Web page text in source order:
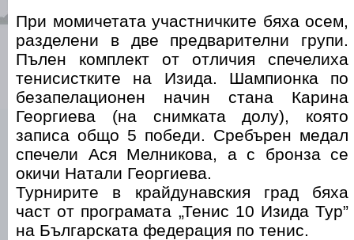
При момичетата участничките бяха осем,
разделени в две предварителни групи.
Пълен комплект от отличия спечелиха
тенисистките на Изида. Шампионка по
безапелационен начин стана Карина
Георгиева (на снимката долу), която
записа общо 5 победи. Сребърен медал
спечели Ася Мелникова, а с бронза се
окичи Натали Георгиева.
Турнирите в крайдунавския град бяха
част от програмата „Тенис 10 Изида Тур”
на Българската федерация по тенис.